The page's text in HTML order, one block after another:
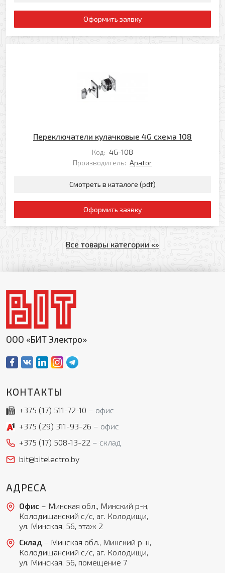
Оформить заявку
Переключатели кулачковые 4G схема 108
Код: 4G-108
Производитель: Apator
Смотреть в каталоге (pdf)
Оформить заявку
Все товары категории «»
ООО «БИТ Электро»
КОНТАКТЫ
+375 (17) 511-72-10
офис
+375 (29) 311-93-26
офис
+375 (17) 508-13-22
склад
bit@bitelectro.by
АДРЕСА
Офис– Минская обл., Минский р-н,
Колодищанский с/с, аг. Колодищи,
ул. Минская, 56, этаж 2
Склад– Минская обл., Минский р-н,
Колодищанский с/с, аг. Колодищи,
ул. Минская, 56, помещение 7